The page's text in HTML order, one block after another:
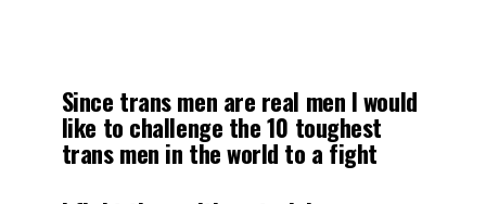
Since trans men are real men I would
like to challenge the 10 toughest
trans men in the world to a fight